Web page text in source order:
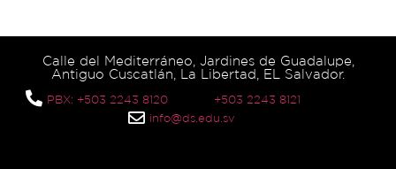
Calle del Mediterráneo, Jardines de Guadalupe,
Antiguo Cuscatlán, La Libertad, EL Salvador.
PBX: +503 2243 8120
+503 2243 8121
info@ds.edu.sv